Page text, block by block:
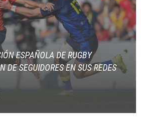
ESPAÑOLA DE RUGBY
DE SEGUIDORES EN SUS REDES